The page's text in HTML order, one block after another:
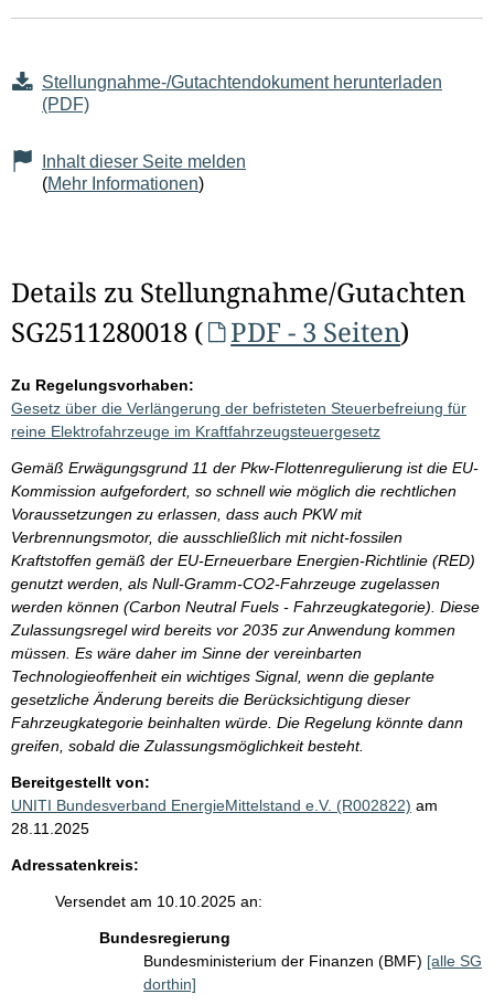
Stellungnahme-/Gutachtendokument herunterladen
(PDF)
Inhalt dieser Seite melden
(Mehr Informationen)
Details zu Stellungnahme/Gutachten
SG2511280018 (
PDF - 3 Seiten)
Zu Regelungsvorhaben:
Gesetz über die Verlängerung der befristeten Steuerbefreiung für
reine Elektrofahrzeuge im Kraftfahrzeugsteuergesetz
Gemäß Erwägungsgrund 11 der Pkw-Flottenregulierung ist die EU-
Kommission aufgefordert, so schnell wie möglich die rechtlichen
Voraussetzungen zu erlassen, dass auch PKW mit
Verbrennungsmotor, die ausschließlich mit nicht-fossilen
Kraftstoffen gemäß der EU-Erneuerbare Energien-Richtlinie (RED)
genutzt werden, als Null-Gramm-CO2-Fahrzeuge zugelassen
werden können (Carbon Neutral Fuels - Fahrzeugkategorie). Diese
Zulassungsregel wird bereits vor 2035 zur Anwendung kommen
müssen. Es wäre daher im Sinne der vereinbarten
Technologieoffenheit ein wichtiges Signal, wenn die geplante
gesetzliche Änderung bereits die Berücksichtigung dieser
Fahrzeugkategorie beinhalten würde. Die Regelung könnte dann
greifen, sobald die Zulassungsmöglichkeit besteht.
Bereitgestellt von:
UNITI Bundesverband EnergieMittelstand e.V. (R002822) am
28.11.2025
Adressatenkreis:
Versendet am 10.10.2025 an:
Bundesregierung
Bundesministerium der Finanzen (BMF) [alle SG
dorthin]